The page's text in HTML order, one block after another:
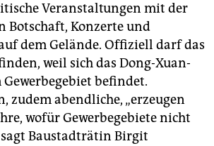
Veranstaltungen mit der
Botschaft, Konzerte und
dem Gelände. Offiziell darf das
weil sich das Dong-Xuan-
befindet.
zudem abendliche, „erzeugen
wofür Gewerbegebiete nicht
sagt Baustadträtin Birgit